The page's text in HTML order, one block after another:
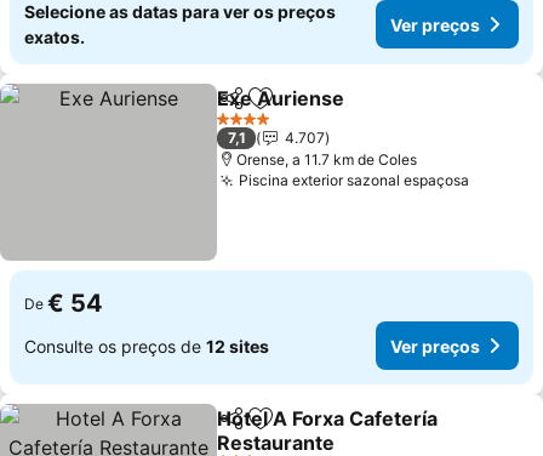
Selecione as datas para ver os preços
exatos.
Ver preços
PartilharAdicionar aos favoritos
Exe Auriense
4 Estrelas
7,1
4.707
Orense, a 11.7 km de Coles
Piscina exterior sazonal espaçosa
De € 54
Consulte os preços de 12 sites Ver preços
PartilharAdicionar aos favoritos
Hotel A Forxa Cafetería
Restaurante